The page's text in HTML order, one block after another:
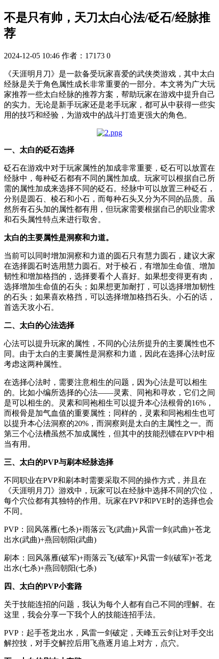
不是只有帅，天刀太白心法/砭石/经脉推
荐
2024-12-05 10:46 作者：17173 0
《天涯明月刀》是一款备受玩家喜爱的武侠类游戏，其中太白
经脉是关于角色属性成长非常重要的一部分。本文将为广大玩
家推荐一些太白经脉的推荐方案，帮助玩家在游戏中提升自己
的实力。无论是新手玩家还是老手玩家，都可从中获得一些实
用的技巧和经验，为游戏中的战斗打造更强大的角色。
一、太白的砭石选择
砭石在游戏中对于玩家属性的加成非常重要，砭石可以放置在
经脉中，每种砭石都有不同的属性加成。玩家可以根据自己所
需的属性加成来选择不同的砭石。经脉中可以放置三种砭石，
分别是圆石、棱石和小石，而每种石头又分为不同的品质。虽
然所有石头加的属性都有用，但玩家需要根据自己的职业需求
和石头属性特点来进行取舍。
太白的主要属性是洞察和力道。
当前可以同时增加洞察和力道的圆石只有慧力圆石，建议大家
在选择圆石时选用慧力圆石。对于棱石，有增加生命值、增加
韧性和增加格挡的，选择要看个人喜好。如果想变得更有肉，
选择增加生命值的石头；如果想更加耐打，可以选择增加韧性
的石头；如果喜欢格挡，可以选择增加格挡石头。小石的话，
首选天攻小石。
二、太白的心法选择
心法可以提升玩家的属性，不同的心法所提升的主要属性也不
同。由于太白的主要属性是洞察和力道，因此在选择心法时应
考虑这两种属性。
在选择心法时，需要注意相生的问题，因为心法是可以相生
的。比如小编所选择的心法——灵素、同袍和寻欢，它们之间
是可以相生的。灵素和同袍相生可以提升本心法根骨的16%，
而根骨是加气血值的重要属性；同样的，灵素和同袍相生也可
以提升本心法洞察的20%，而洞察则是太白的主属性之一。而
第三个心法槽虽然不加成属性，但其中的技能烈镖在PVP中相
当有用。
三、太白的PVP与刷本经脉选择
不同职业在PVP和刷本时需要采取不同的操作方式，并且在
《天涯明月刀》游戏中，玩家可以在经脉中选择不同的穴位，
每个穴位都有其独特的作用。玩家在PVP和PVE时的选择也会
不同。
PVP：回风落雁(七杀)+雨落云飞(武曲)+风雷一剑(武曲)+苍龙
出水(武曲)+燕回朝阳(武曲)
刷本：回风落雁(破军)+雨落云飞(破军)+风雷一剑(破军)+苍龙
出水(七杀)+燕回朝阳(七杀)
四、太白的PVP小套路
关于技能连招的问题，我认为每个人都有自己不同的理解。在
这里，我会分享一下我个人的技能连招手法。
PVP：起手苍龙出水，风雷一剑破定，天峰五云剑让对手交出
解控技，对手交解控后用飞燕逐月追上对方，点穴。